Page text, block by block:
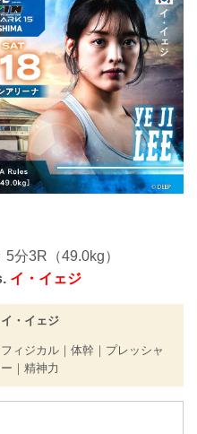
分3R（49.0kg）
イ・イェジ
イ・イェジ
フィジカル｜体幹｜プレッシャ
ー｜精神力